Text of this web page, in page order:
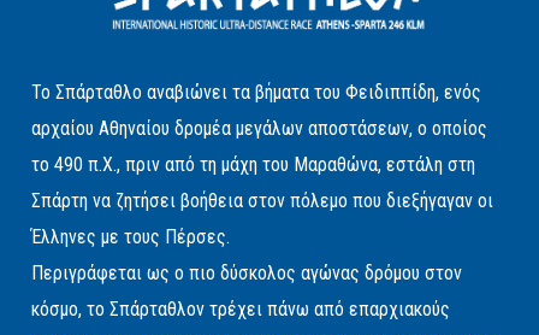
Το Σπάρταθλο αναβιώνει τα βήματα του Φειδιππίδη, ενός
αρχαίου Αθηναίου δρομέα μεγάλων αποστάσεων, ο οποίος
το 490 π.Χ., πριν από τη μάχη του Μαραθώνα, εστάλη στη
Σπάρτη να ζητήσει βοήθεια στον πόλεμο που διεξήγαγαν οι
Έλληνες με τους Πέρσες.
Περιγράφεται ως ο πιο δύσκολος αγώνας δρόμου στον
κόσμο, το Σπάρταθλον τρέχει πάνω από επαρχιακούς